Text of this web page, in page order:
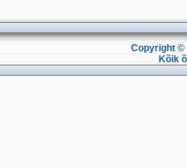
Copyright ©
Kõik